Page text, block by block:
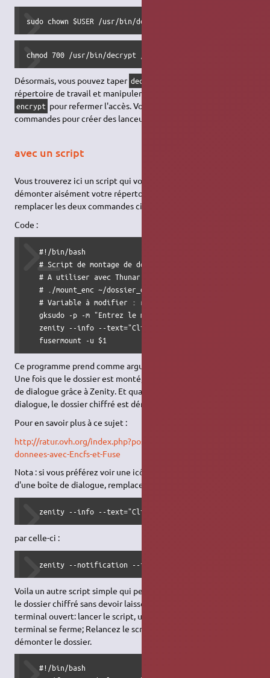
sudo chown $USER /usr/bin/decrypt /usr/bin/encrypt
chmod 700 /usr/bin/decrypt /usr/bin/encrypt
Désormais, vous pouvez taper decrypt
répertoire de travail et manipuler vos données chiffrées, puis
encrypt pour refermer l'accès. Vous pouvez aussi utiliser ces
commandes pour créer des lanceurs/raccourcis.
avec un script
Vous trouverez ici un script qui vous permettra de monter et
démonter aisément votre répertoire de travail. Il peut
remplacer les deux commandes ci-dessus.
Code :
   #!/bin/bash
# Script de montage de dossier chiffré avec encfs et
# A utiliser avec Thunar ou Nautilus, ou en ligne de
   # ./mount_enc ~/dossier_de_montage
# Variable à modifier : repertoire contenant les
gksudo -p -m "Entrez le mot de passe" | encfs -S
zenity --info --text="Cliquez sur valider pour
   fusermount -u $1
Ce programme prend comme argument le dossier à monter.
Une fois que le dossier est monté, il fait apparaître une boîte
de dialogue grâce à Zenity. Et quand on ferme la boîte de
dialogue, le dossier chiffré est démonté.
Pour en savoir plus à ce sujet :
http://ratur.ovh.org/index.php?post/2006/08/22/Cryptez-vos-
donnees-avec-Encfs-et-Fuse
Nota : si vous préférez voir une icône dans le systray au lieu
d'une boîte de dialogue, remplacer l'expression :
zenity --info --text="Cliquez sur valider pour
par celle-ci :
   zenity --notification --text="Démonter EncFs"
Voila un autre script simple qui permet de monter et démonter
le dossier chiffré sans devoir laisser la boîte de dialogue et le
terminal ouvert: lancer le script, une foi le dossier monté le
terminal se ferme; Relancez le script quand vous souhaitez
démonter le dossier.
   #!/bin/bash